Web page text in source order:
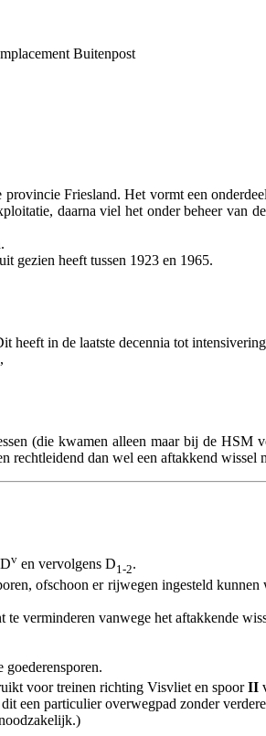
Buitenpost
Friesland. Het vormt een
daarna viel het onder beheer van
gezien heeft tussen 1923 en 1965.
in de laatste decennia tot
(die kwamen alleen maar bij de HSM
rechtleidend dan wel een aftakkend wissel
ven vervolgens D1-2.
ofschoon er rijwegen ingesteld
verminderen vanwege het aftakkende
goederensporen.
voor treinen richting Visvliet en spoorII
een particulier overwegpad zonder